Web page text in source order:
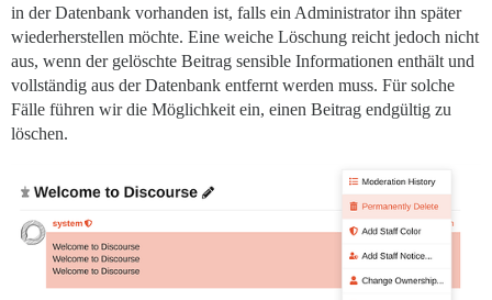
in der Datenbank vorhanden ist, falls ein Administrator ihn später
wiederherstellen möchte. Eine weiche Löschung reicht jedoch nicht
aus, wenn der gelöschte Beitrag sensible Informationen enthält und
vollständig aus der Datenbank entfernt werden muss. Für solche
Fälle führen wir die Möglichkeit ein, einen Beitrag endgültig zu
löschen.